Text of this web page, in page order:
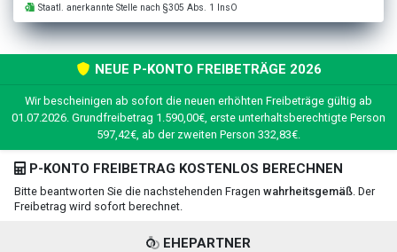
Staatl. anerkannte Stelle nach §305 Abs. 1 InsO
NEUE P-KONTO FREIBETRÄGE 2026
Wir bescheinigen ab sofort die neuen erhöhten Freibeträge gültig ab
01.07.2026. Grundfreibetrag 1.590,00€, erste unterhaltsberechtigte Person
597,42€, ab der zweiten Person 332,83€.
P-KONTO FREIBETRAG KOSTENLOS BERECHNEN
Bitte beantworten Sie die nachstehenden Fragen wahrheitsgemäß . Der
Freibetrag wird sofort berechnet.
EHEPARTNER